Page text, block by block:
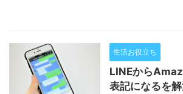
生活お役立ち
LINEから
表記になるを